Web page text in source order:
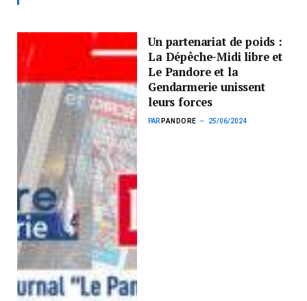
Un partenariat de poids :
La Dépêche-Midi libre et
Le Pandore et la
Gendarmerie unissent
leurs forces
PAR PANDORE 25/06/2024